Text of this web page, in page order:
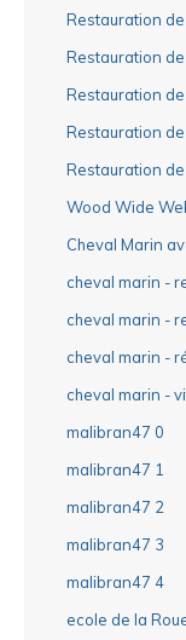
Restauration
Restauration
Restauration
Restauration
Restauration
Wood Wide
Cheval Marin
cheval marin -
cheval marin -
cheval marin -
cheval marin -
malibran47 0
malibran47 1
malibran47 2
malibran47 3
malibran47 4
ecole de la